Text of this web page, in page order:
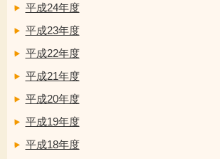
平成24年度
平成23年度
平成22年度
平成21年度
平成20年度
平成19年度
平成18年度